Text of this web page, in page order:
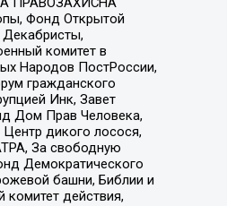
Фонд Открытой
Декабристы,
комитет в
Народов ПостРоссии,
гражданского
Инк, Завет
Дом Прав Человека,
дикого лосося,
За свободную
Демократического
башни, Библии и
комитет действия,